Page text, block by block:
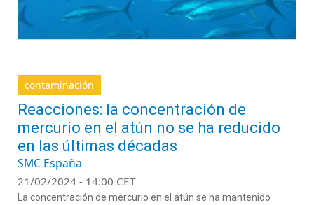
contaminación
Reacciones: la concentración de
mercurio en el atún no se ha reducido
en las últimas décadas
SMC España
21/02/2024 - 14:00 CET
La concentración de mercurio en el atún se ha mantenido